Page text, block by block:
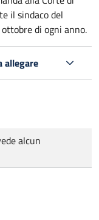
il sindaco del
di ogni anno.
allegare
alcun